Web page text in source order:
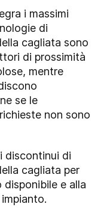
i massimi
di
cagliata sono
di prossimità
mentre
se le
non sono
discontinui di
cagliata per
e alla